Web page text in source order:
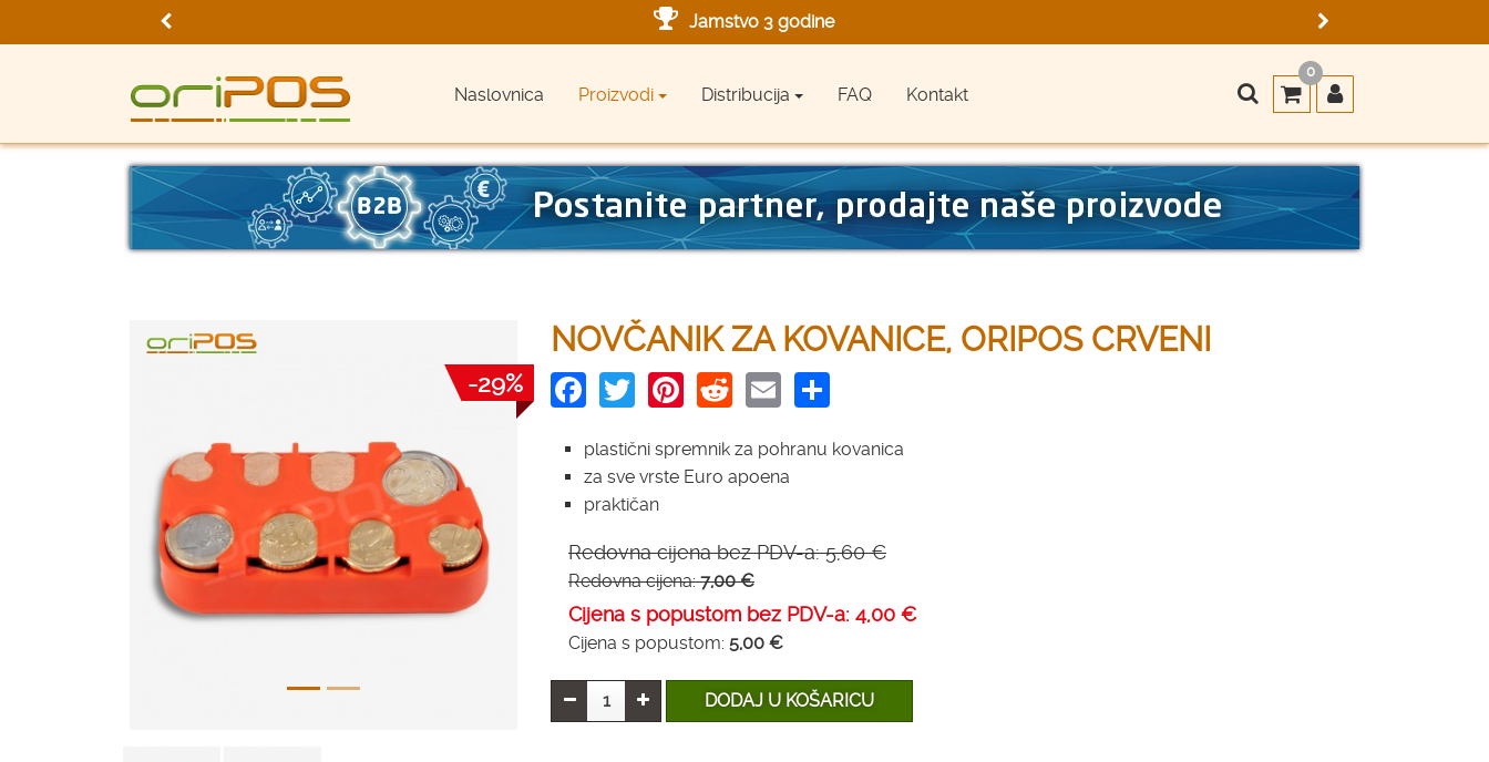
Jamstvo 3 godine
Designed in Germany
Made in Germany
Naslovnica Proizvodi Distribucija FAQ Kontakt
0
NOVČANIK ZA KOVANICE, ORIPOS CRVENI
Facebook
TwitterPinterest
Reddit
Email
-29%
plastični spremnik za pohranu kovanica
za sve vrste Euro apoena
praktičan
Redovna cijena bez PDV-a:5,60 €
Redovna cijena:7,00 €
Cijena s popustom bez PDV-a: 4,00 €
Cijena s popustom: 5,00 €
DODAJ U KOŠARICU